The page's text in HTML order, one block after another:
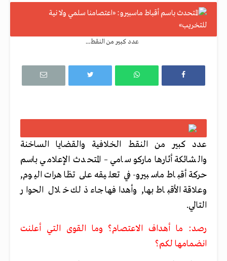
عدد كبير من النقط...
عدد كبير من النقط الخلافية والقضايا الساخنة
والشائكة أثارها ماركو سامي – المتحدث الإعلامي باسم
حركة أقباط ماسبيرو- في تعليقه على تظاهرات اليوم,
وعلاقة الأقباط بها, وأهدافها جاء ذلك خلال الحوار
التالي.
رصد: ما أهداف الاعتصام؟ وما القوى التي أعلنت
انضمامها لكم؟